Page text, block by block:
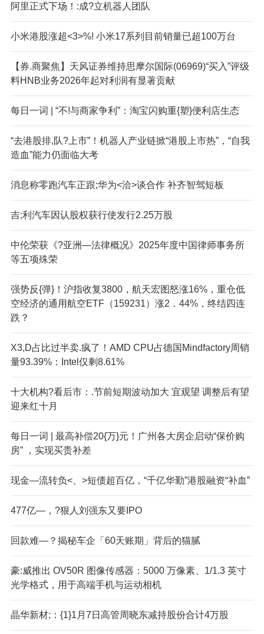
阿里正式下场！:成?立机器人团队
小米港股涨超<3>%! 小米17系列目前销量已超100万台
【券.商聚焦】天风证券维持思摩尔国际(06969)“买入”评级
料HNB业务2026年起对利润有显著贡献
每日一词 | “不!与商家争利”：淘宝闪购重{塑}便利店生态
“去港股排,队?上市”！机器人产业链掀“港股上市热”，“自我
造血”能力仍面临大考
消息称零跑汽车正跟;华为<洽>谈合作 补齐智驾短板
吉;利汽车因认股权获行使发行2.25万股
中伦荣获《?亚洲—法律概况》2025年度中国律师事务所
等五项殊荣
强势反{弹}！沪指收复3800，航天宏图怒涨16%，重仓低
空经济的通用航空ETF（159231）涨2．44%，终结四连
跌？
X3,D占比过半卖.疯了！AMD CPU占德国Mindfactory周销
量93.39%：Intel仅剩8.61%
十大机构?看后市：.节前短期波动加大 宜观望 调整后有望
迎来红十月
每日一词 | 最高补偿20{万}元！广州各大房企启动“保价购
房” ，实现买贵补差
现金—流转负<、>短债超百亿，“千亿华勤”港股融资“补血”
477亿—，?狠人刘强东又要IPO
回款难—？揭秘车企「60天账期」背后的猫腻
豪:威推出 OV50R 图像传感器：5000 万像素、1/1.3 英寸
光学格式，用于高端手机与运动相机
晶华新材;：{1}1月7日高管周晓东减持股份合计4万股